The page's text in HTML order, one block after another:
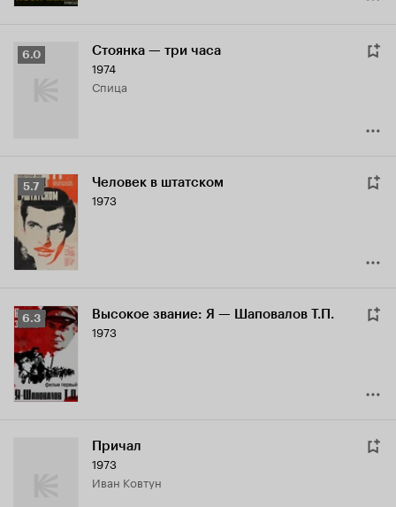
Рейтинг
6.0 Стоянка — три часа
1974
Спица
Рейтинг
Кинопоиска
5.7
5.7 Человек в штатском
1973
Рейтинг
Кинопоиска
6.3
6.3 Высокое звание: Я — Шаповалов Т.П.
1973
Причал
1973
Иван Ковтун